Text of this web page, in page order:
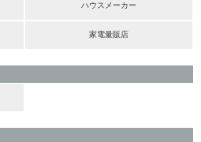
ハウスメーカー
家電量販店